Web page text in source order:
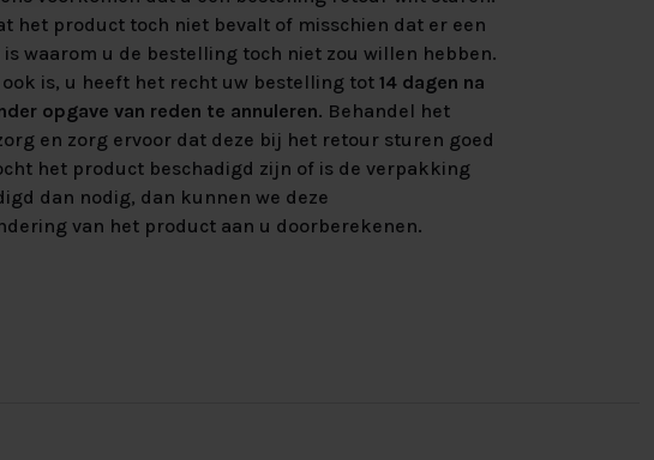
het product toch niet bevalt of misschien dat er een
waarom u de bestelling toch niet zou willen hebben.
is, u heeft het recht uw bestelling tot 14 dagen na
opgave van reden te annuleren. Behandel het
en zorg ervoor dat deze bij het retour sturen goed
het product beschadigd zijn of is de verpakking
dan nodig, dan kunnen we deze
van het product aan u doorberekenen.